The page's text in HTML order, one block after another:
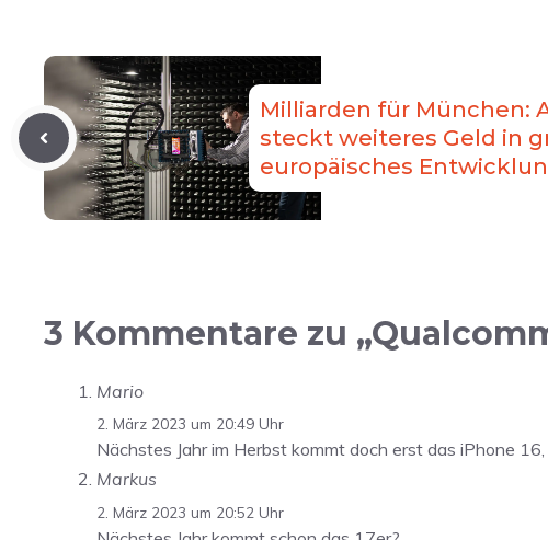
Milliarden für München:
steckt weiteres Geld in
europäisches
3 Kommentare zu
Mario
2. März 2023 um 20:49 Uhr
Nächstes Jahr im Herbst kommt doch erst das iPhone 16,
Markus
2. März 2023 um 20:52 Uhr